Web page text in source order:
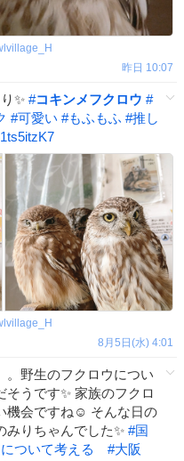
昨日 10:07
✨ #コキンメフクロウ #
#可愛い #もふもふ #推し
8月5日(水) 4:01
。野生のフクロウについ
うです✨️ 家族のフクロ
機会ですね☺️ そんな日の
みりちゃんでした✨️ #国
ついて考える #大阪